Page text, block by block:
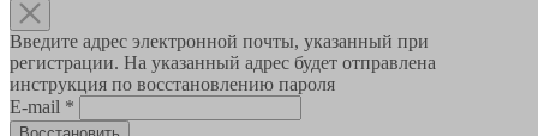
Введите адрес электронной почты, указанный при
регистрации. На указанный адрес будет отправлена
инструкция по восстановлению пароля
E-mail *